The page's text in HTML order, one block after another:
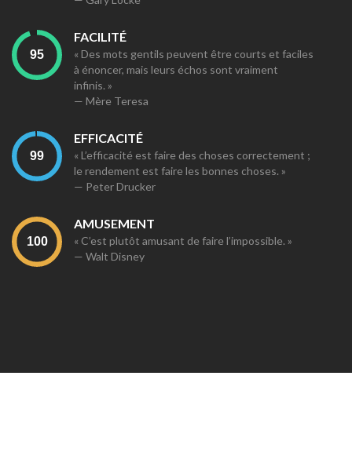
FACILITÉ
« Des mots gentils peuvent être courts et faciles
à énoncer, mais leurs échos sont vraiment
infinis. »
— Mère Teresa
EFFICACITÉ
« L’efficacité est faire des choses correctement ;
le rendement est faire les bonnes choses. »
— Peter Drucker
AMUSEMENT
« C’est plutôt amusant de faire l’impossible. »
— Walt Disney